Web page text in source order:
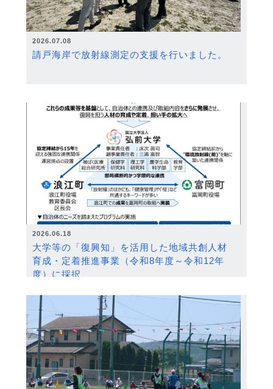
2026.07.08
請戸海岸で放射線測定の支援を行いました。
2026.06.18
大学等の「復興知」を活用した地域共創人材
育成・定着推進事業（令和8年度～令和12年
度）に採択